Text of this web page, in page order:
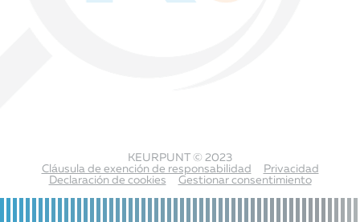
KEURPUNT © 2023
Cláusula de exención de responsabilidad
Privacidad
Declaración de cookies
Gestionar consentimiento